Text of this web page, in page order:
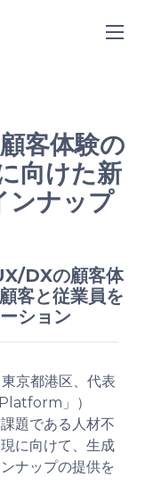
客体験の
向けた新
ンナップ
DXの顧客体
客と従業員を
ション
京都港区、代表
」）
題である人材不
に向けて、生成
ナップの提供を